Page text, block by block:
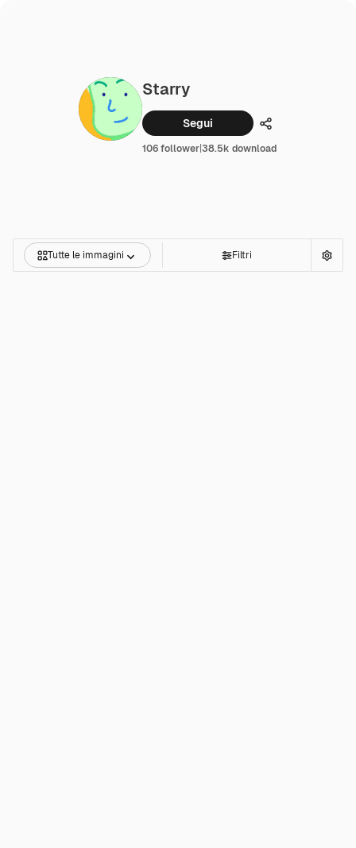
Starry
Segui Condividi
106 follower|38.5k download
Tutte le immagini Filtri